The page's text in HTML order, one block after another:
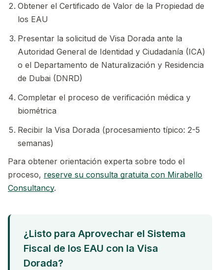
Obtener el Certificado de Valor de la Propiedad de
los EAU
Presentar la solicitud de Visa Dorada ante la
Autoridad General de Identidad y Ciudadanía (ICA)
o el Departamento de Naturalización y Residencia
de Dubai (DNRD)
Completar el proceso de verificación médica y
biométrica
Recibir la Visa Dorada (procesamiento típico: 2-5
semanas)
Para obtener orientación experta sobre todo el
proceso, reserve su consulta gratuita con Mirabello
Consultancy.
¿Listo para Aprovechar el Sistema
Fiscal de los EAU con la Visa
Dorada?